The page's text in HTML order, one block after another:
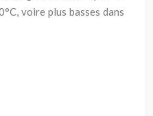
voire plus basses dans